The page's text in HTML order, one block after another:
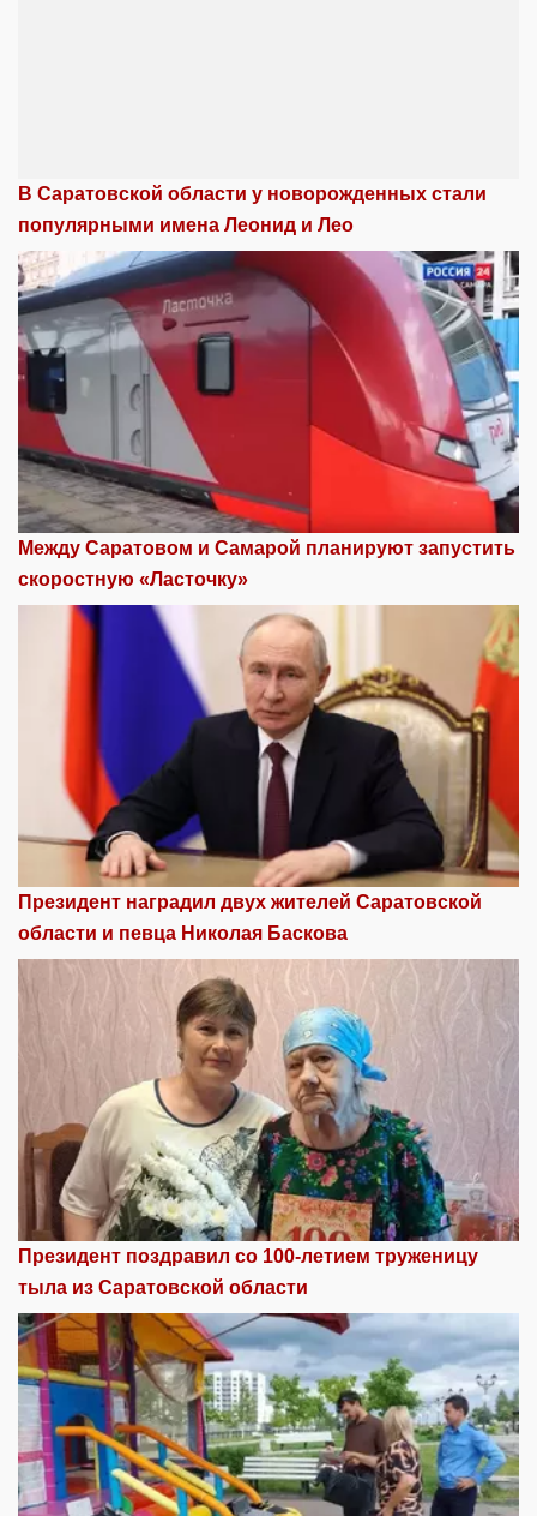
В Саратовской области у новорожденных стали
популярными имена Леонид и Лео
Между Саратовом и Самарой планируют запустить
скоростную «Ласточку»
Президент наградил двух жителей Саратовской
области и певца Николая Баскова
Президент поздравил со 100-летием труженицу
тыла из Саратовской области